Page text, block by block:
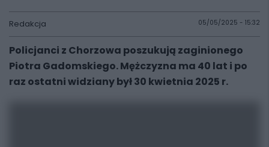
Redakcja 05/05/2025 - 15:32
Policjanci z Chorzowa poszukują zaginionego
Piotra Gadomskiego. Mężczyzna ma 40 lat i po
raz ostatni widziany był 30 kwietnia 2025 r.